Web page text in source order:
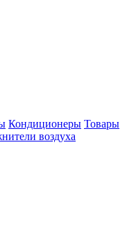
Кондиционеры Товары
воздуха